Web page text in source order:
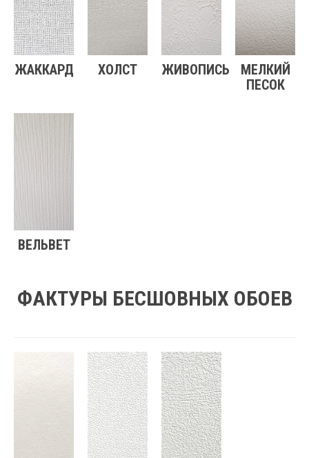
ЖАККАРД ХОЛСТ ЖИВОПИСЬ
МЕЛКИЙ
ПЕСОК
ВЕЛЬВЕТ
ФАКТУРЫ БЕСШОВНЫХ ОБОЕВ